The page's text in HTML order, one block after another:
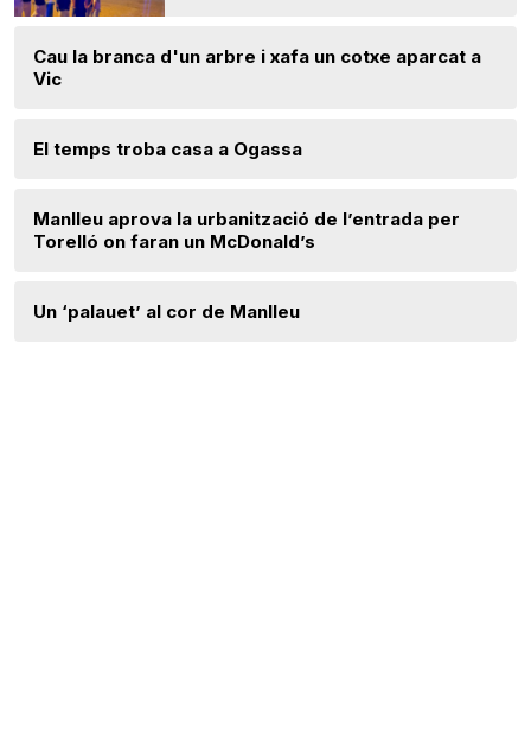
Cau la branca d'un arbre i xafa un cotxe aparcat a
Vic
El temps troba casa a Ogassa
Manlleu aprova la urbanització de l’entrada per
Torelló on faran un McDonald’s
Un ‘palauet’ al cor de Manlleu